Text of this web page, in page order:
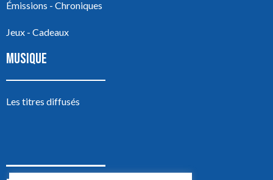
Émissions - Chroniques
Jeux - Cadeaux
MUSIQUE
Les titres diffusés